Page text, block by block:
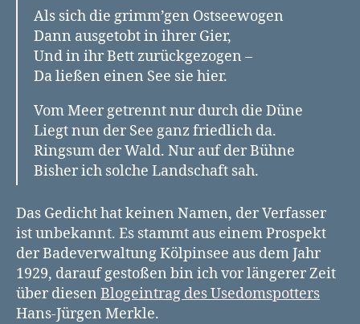
Als sich die grimm’gen Ostseewogen
Dann ausgetobt in ihrer Gier,
Und in ihr Bett zurückgezogen –
Da ließen einen See sie hier.
Vom Meer getrennt nur durch die Düne
Liegt nun der See ganz friedlich da.
Ringsum der Wald. Nur auf der Bühne
Bisher ich solche Landschaft sah.
Das Gedicht hat keinen Namen, der Verfasser
ist unbekannt. Es stammt aus einem Prospekt
der Badeverwaltung Kölpinsee aus dem Jahr
1929, darauf gestoßen bin ich vor längerer Zeit
über diesen Blogeintrag des Usedomspotters
Hans-Jürgen Merkle.